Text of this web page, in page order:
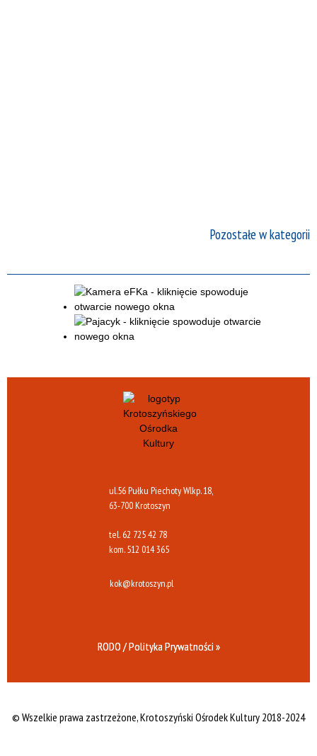
Pozostałe w kategorii
ul.56 Pułku Piechoty Wlkp. 18,
63-700 Krotoszyn
tel. 62 725 42 78
kom.512 014 365
kok@krotoszyn.pl
RODO / Polityka Prywatności »
© Wszelkie prawa zastrzeżone,Krotoszyński Ośrodek Kultury 2018-2024